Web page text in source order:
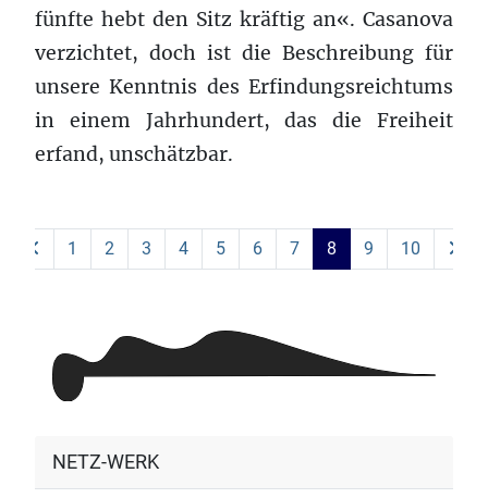
fünfte hebt den Sitz kräftig an«. Casanova
verzichtet, doch ist die Beschreibung für
unsere Kenntnis des Erfindungsreichtums
in einem Jahrhundert, das die Freiheit
erfand, unschätzbar.
1 2 3 4 5 6 7 8 9 10
NETZ-WERK